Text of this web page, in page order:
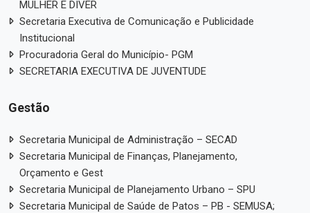
MULHER E DIVER
Secretaria Executiva de Comunicação e Publicidade
Institucional
Procuradoria Geral do Município- PGM
SECRETARIA EXECUTIVA DE JUVENTUDE
Gestão
Secretaria Municipal de Administração – SECAD
Secretaria Municipal de Finanças, Planejamento,
Orçamento e Gest
Secretaria Municipal de Planejamento Urbano – SPU
Secretaria Municipal de Saúde de Patos – PB - SEMUSA;